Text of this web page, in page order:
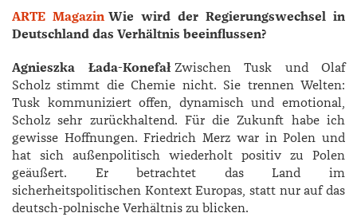
ARTE Magazin Wie wird der Regierungswechsel in
Deutschland das Verhältnis beeinflussen?
Agnieszka Łada-Konefał Zwischen Tusk und Olaf
Scholz stimmt die Chemie nicht. Sie trennen Welten:
Tusk kommuniziert offen, dynamisch und emotional,
Scholz sehr zurückhaltend. Für die Zukunft habe ich
gewisse Hoffnungen. ­Friedrich Merz war in Polen und
hat sich außenpolitisch wiederholt positiv zu Polen
geäußert. Er betrachtet das Land im
sicherheitspolitischen Kontext Europas, statt nur auf das
deutsch-polnische Verhältnis zu blicken.